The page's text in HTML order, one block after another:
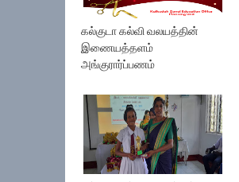
கல்குடா கல்வி வலயத்தின்
இணையத்தளம்
அங்குரார்ப்பணம்